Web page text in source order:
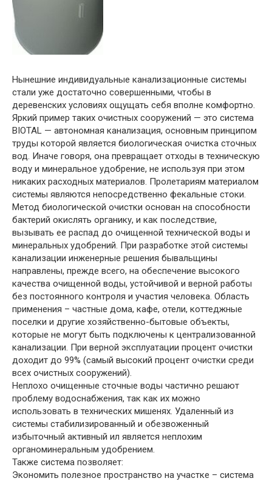
Нынешние индивидуальные канализационные системы
стали уже достаточно совершенными, чтобы в
деревенских условиях ощущать себя вполне комфортно.
Яркий пример таких очистных сооружений — это система
BIOTAL — автономная канализация, основным принципом
труды которой является биологическая очистка сточных
вод. Иначе говоря, она превращает отходы в техническую
воду и минеральное удобрение, не используя при этом
никаких расходных материалов. Пролетариям материалом
системы являются непосредственно фекальные стоки.
Метод биологической очистки основан на способности
бактерий окислять органику, и как последствие,
вызывать ее распад до очищенной технической воды и
минеральных удобрений. При разработке этой системы
канализации инженерные решения бывальщины
направлены, прежде всего, на обеспечение высокого
качества очищенной воды, устойчивой и верной работы
без постоянного контроля и участия человека. Область
применения – частные дома, кафе, отели, коттеджные
поселки и другие хозяйственно-бытовые объекты,
которые не могут быть подключены к централизованной
канализации. При верной эксплуатации процент очистки
доходит до 99% (самый высокий процент очистки среди
всех очистных сооружений).
Неплохо очищенные сточные воды частично решают
проблему водоснабжения, так как их можно
использовать в технических мишенях. Удаленный из
системы стабилизированный и обезвоженный
избыточный активный ил является неплохим
органоминеральным удобрением.
Также система позволяет:
Экономить полезное пространство на участке – система